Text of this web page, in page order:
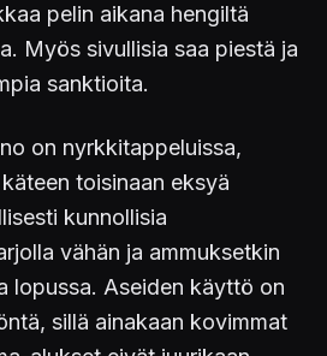
pelin aikana hengiltä
Myös sivullisia saa piestä ja
sanktioita.
on nyrkkitappeluissa,
toisinaan eksyä
kunnollisia
vähän ja ammuksetkin
lopussa. Aseiden käyttö on
sillä ainakaan kovimmat